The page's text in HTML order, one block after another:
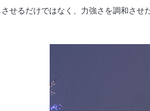
せるだけではなく、力強さを調和させ